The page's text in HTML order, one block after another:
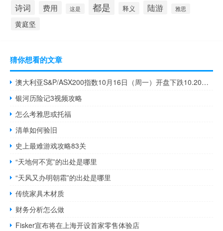
诗词 费用 这是 都是 释义 陆游 雅思
黄庭坚
猜你想看的文章
澳大利亚S&P/ASX200指数10月16日（周一）开盘下跌10.20点跌幅0.14%报7040.80点
银河历险记3视频攻略
怎么考雅思或托福
清单如何验旧
史上最难游戏攻略83关
“天地何不宽”的出处是哪里
“天风又办明朝霜”的出处是哪里
传统家具木材质
财务分析怎么做
Fisker宣布将在上海开设首家零售体验店